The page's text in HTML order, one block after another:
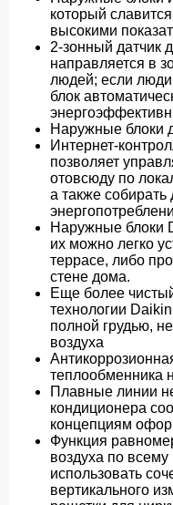
который
высокими
2-зонный датчик
направляется в
людей; если люди
блок
Наружные блоки
Интернет-
позволяет
отовсюду по
а также
Наружные блоки
их можно легко
террасе, либо
стене дома.
Еще более
технологии
полной грудью,
воздуха
теплообменника
Плавные линии
кондиционера
концепциям
Функция
воздуха по всему
использовать
вертикального